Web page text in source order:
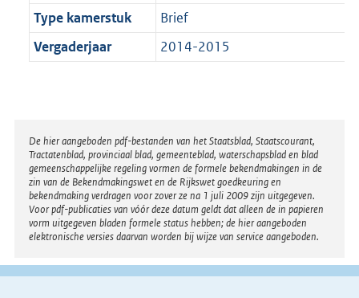
Type kamerstuk
Brief
Vergaderjaar
2014-2015
Disclaimer
De hier aangeboden pdf-bestanden van het Staatsblad, Staatscourant,
Tractatenblad, provinciaal blad, gemeenteblad, waterschapsblad en blad
gemeenschappelijke regeling vormen de formele bekendmakingen in de
zin van de Bekendmakingswet en de Rijkswet goedkeuring en
bekendmaking verdragen voor zover ze na 1 juli 2009 zijn uitgegeven.
Voor pdf-publicaties van vóór deze datum geldt dat alleen de in papieren
vorm uitgegeven bladen formele status hebben; de hier aangeboden
elektronische versies daarvan worden bij wijze van service aangeboden.